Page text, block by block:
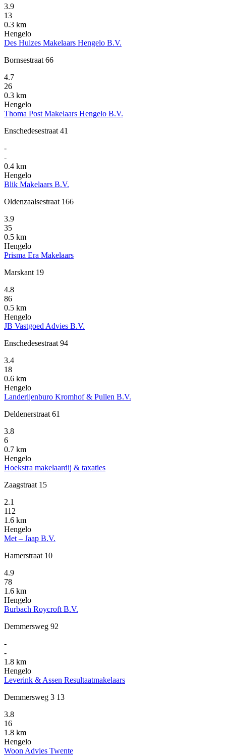
3.9
13
0.3 km
Hengelo
Des Huizes Makelaars Hengelo B.V.
Bornsestraat 66
4.7
26
0.3 km
Hengelo
Thoma Post Makelaars Hengelo B.V.
Enschedesestraat 41
-
-
0.4 km
Hengelo
Blik Makelaars B.V.
Oldenzaalsestraat 166
3.9
35
0.5 km
Hengelo
Prisma Era Makelaars
Marskant 19
4.8
86
0.5 km
Hengelo
JB Vastgoed Advies B.V.
Enschedesestraat 94
3.4
18
0.6 km
Hengelo
Landerijenburo Kromhof & Pullen B.V.
Deldenerstraat 61
3.8
6
0.7 km
Hengelo
Hoekstra makelaardij & taxaties
Zaagstraat 15
2.1
112
1.6 km
Hengelo
Met – Jaap B.V.
Hamerstraat 10
4.9
78
1.6 km
Hengelo
Burbach Roycroft B.V.
Demmersweg 92
-
-
1.8 km
Hengelo
Leverink & Assen Resultaatmakelaars
Demmersweg 3 13
3.8
16
1.8 km
Hengelo
Woon Advies Twente